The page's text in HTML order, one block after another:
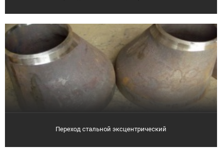
Переход стальной эксцентрический